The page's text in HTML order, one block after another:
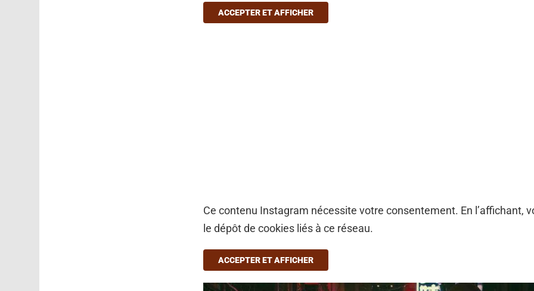
ACCEPTER ET AFFICHER
Ce contenu Instagram nécessite votre consentement. En l’affichant,
le dépôt de cookies liés à ce réseau.
ACCEPTER ET AFFICHER